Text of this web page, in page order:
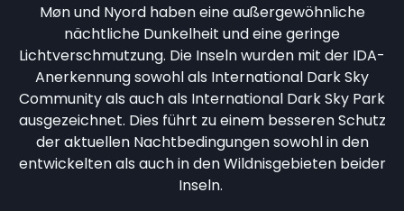
Møn und Nyord haben eine außergewöhnliche
nächtliche Dunkelheit und eine geringe
Lichtverschmutzung. Die Inseln wurden mit der IDA-
Anerkennung sowohl als International Dark Sky
Community als auch als International Dark Sky Park
ausgezeichnet. Dies führt zu einem besseren Schutz
der aktuellen Nachtbedingungen sowohl in den
entwickelten als auch in den Wildnisgebieten beider
Inseln.